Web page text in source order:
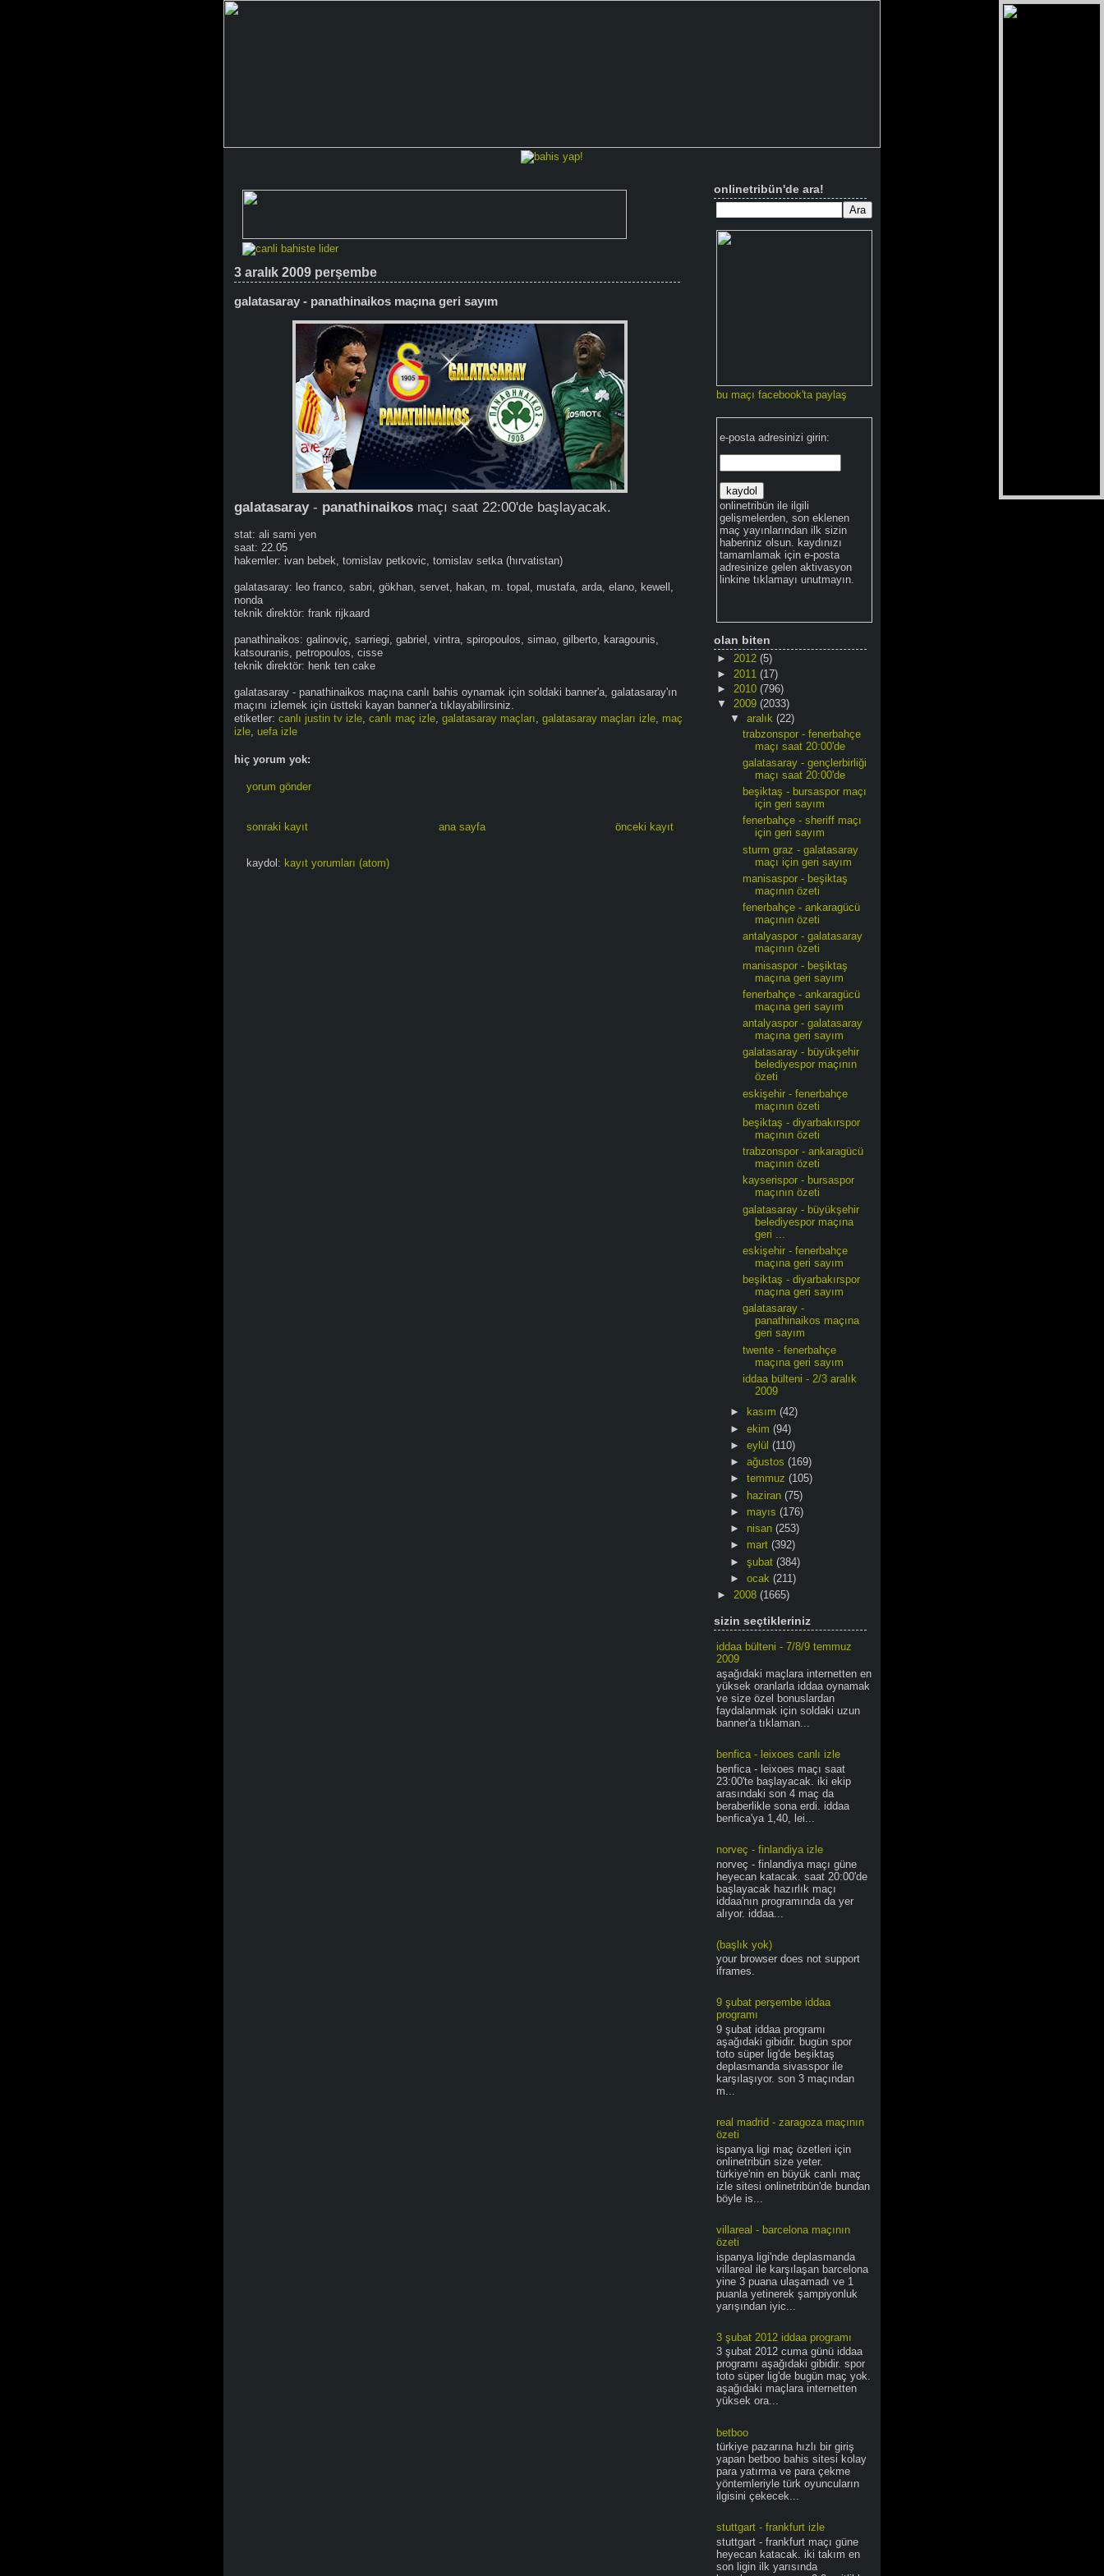
3 aralık 2009 perşembe
galatasaray - panathinaikos maçına geri sayım
galatasaray - panathinaikos maçı saat 22:00'de başlayacak.
stat: ali sami yen
saat: 22.05
hakemler: i̇van bebek, tomislav petkovic, tomislav setka (hırvatistan)
galatasaray: leo franco, sabri, gökhan, servet, hakan, m. topal, mustafa, arda, elano, kewell,
nonda
tekni̇k di̇rektör: frank rijkaard
panathi̇nai̇kos: galinoviç, sarriegi, gabriel, vintra, spiropoulos, simao, gilberto, karagounis, ka
tsouranis, petropoulos, cisse
tekni̇k di̇rektör: henk ten cake
galatasaray - panathinaikos maçına canlı bahis oynamak için soldaki banner'a, galatasaray'ın
maçını izlemek için üstteki kayan banner'a tıklayabilirsiniz.
etiketler: canlı justin tv izle, canlı maç izle, galatasaray maçları, galatasaray maçları izle, maç
izle, uefa izle
hiç yorum yok:
yorum gönder
sonraki kayıt önceki kayıt
ana sayfa
kaydol: kayıt yorumları (atom)
onlinetribün'de ara!
bu maçı facebook'ta paylaş
e-posta adresinizi girin:
onlinetribün ile ilgili
gelişmelerden, son eklenen
maç yayınlarından ilk sizin
haberiniz olsun. kaydınızı
tamamlamak için e-posta
adresinize gelen aktivasyon
linkine tıklamayı unutmayın.
olan biten
► 2012 (5)
► 2011 (17)
► 2010 (796)
▼ 2009 (2033)
▼ aralık (22)
trabzonspor - fenerbahçe
maçı saat 20:00'de
galatasaray - gençlerbirliği
maçı saat 20:00'de
beşiktaş - bursaspor maçı
için geri sayım
fenerbahçe - sheriff maçı
için geri sayım
sturm graz - galatasaray
maçı için geri sayım
manisaspor - beşiktaş
maçının özeti
fenerbahçe - ankaragücü
maçının özeti
antalyaspor - galatasaray
maçının özeti
manisaspor - beşiktaş
maçına geri sayım
fenerbahçe - ankaragücü
maçına geri sayım
antalyaspor - galatasaray
maçına geri sayım
galatasaray - büyükşehir
belediyespor maçının
özeti
eskişehir - fenerbahçe
maçının özeti
beşiktaş - diyarbakırspor
maçının özeti
trabzonspor - ankaragücü
maçının özeti
kayserispor - bursaspor
maçının özeti
galatasaray - büyükşehir
belediyespor maçına
geri ...
eskişehir - fenerbahçe
maçına geri sayım
beşiktaş - diyarbakırspor
maçına geri sayım
galatasaray -
panathinaikos maçına
geri sayım
twente - fenerbahçe
maçına geri sayım
iddaa bülteni - 2/3 aralık
2009
►
kasım (42)
► ekim (94)
► eylül (110)
► ağustos (169)
► temmuz (105)
► haziran (75)
► mayıs (176)
► nisan (253)
► mart (392)
► şubat (384)
► ocak (211)
► 2008 (1665)
sizin seçtikleriniz
iddaa bülteni - 7/8/9 temmuz
2009
aşağıdaki maçlara internetten en
yüksek oranlarla iddaa oynamak
ve size özel bonuslardan
faydalanmak için soldaki uzun
banner'a tıklaman...
benfica - leixoes canlı izle
benfica - leixoes maçı saat
23:00'te başlayacak. iki ekip
arasındaki son 4 maç da
beraberlikle sona erdi. iddaa
benfica'ya 1,40, lei...
norveç - finlandiya izle
norveç - finlandiya maçı güne
heyecan katacak. saat 20:00'de
başlayacak hazırlık maçı
iddaa'nın programında da yer
alıyor. iddaa...
(başlık yok)
your browser does not support
iframes.
9 şubat perşembe iddaa
programı
9 şubat iddaa programı
aşağıdaki gibidir. bugün spor
toto süper lig'de beşiktaş
deplasmanda sivasspor ile
karşılaşıyor. son 3 maçından
m...
real madrid - zaragoza maçının
özeti
ispanya ligi maç özetleri için
onlinetribün size yeter.
türkiye'nin en büyük canlı maç
izle sitesi onlinetribün'de bundan
böyle is...
villareal - barcelona maçının
özeti
ispanya ligi'nde deplasmanda
villareal ile karşılaşan barcelona
yine 3 puana ulaşamadı ve 1
puanla yetinerek şampiyonluk
yarışından iyic...
3 şubat 2012 iddaa programı
3 şubat 2012 cuma günü iddaa
programı aşağıdaki gibidir. spor
toto süper lig'de bugün maç yok.
aşağıdaki maçlara internetten
yüksek ora...
betboo
türkiye pazarına hızlı bir giriş
yapan betboo bahis sitesi kolay
para yatırma ve para çekme
yöntemleriyle türk oyuncuların
ilgisini çekecek...
stuttgart - frankfurt izle
stuttgart - frankfurt maçı güne
heyecan katacak. iki takım en
son ligin ilk yarısında